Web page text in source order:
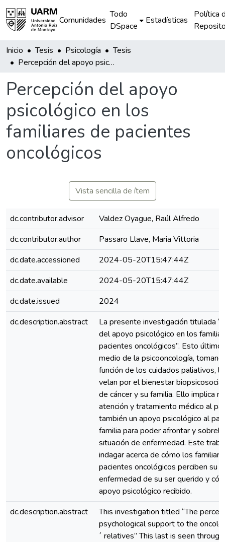
Comunidades
Todo
DSpace
Estadísticas
Política
Inicio Tesis Psicología
Tesis
Percepción del apoyo psicológico en los familiares de pacientes oncológicos
Percepción del apoyo
psicológico en los
familiares de pacientes
oncológicos
Vista sencilla de ítem
dc.contributor.advisor
Valdez Oyague, Raúl Alfredo
dc.contributor.author
Passaro Llave, Maria Vittoria
dc.date.accessioned
2024-05-20T15:47:44Z
dc.date.available
2024-05-20T15:47:44Z
dc.date.issued
2024
dc.description.abstract
La presente investigación titulada
del apoyo psicológico en los
pacientes oncológicos”. Esto
medio de la psicooncología,
función de los cuidados paliativos,
velan por el bienestar
de cáncer y su familia. Ello implica
atención y tratamiento médico al
también un apoyo psicológico al
familia para poder afrontar y
situación de enfermedad. Este
indagar acerca de cómo los
pacientes oncológicos perciben su
enfermedad de su ser querido y
apoyo psicológico recibido.
dc.description.abstract
This investigation titled “The
psychological support to the
´ relatives” This last is seen